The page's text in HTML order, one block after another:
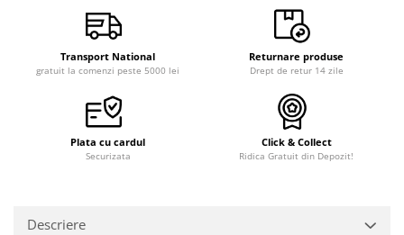
Transport National
gratuit la comenzi peste 5000 lei
Returnare produse
Drept de retur 14 zile
Plata cu cardul
Securizata
Click & Collect
Ridica Gratuit din Depozit!
Descriere